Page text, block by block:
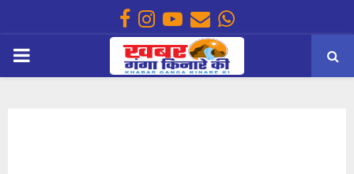
Facebook
Instagram
Youtube
EmailWhatsapp
PRIMARY